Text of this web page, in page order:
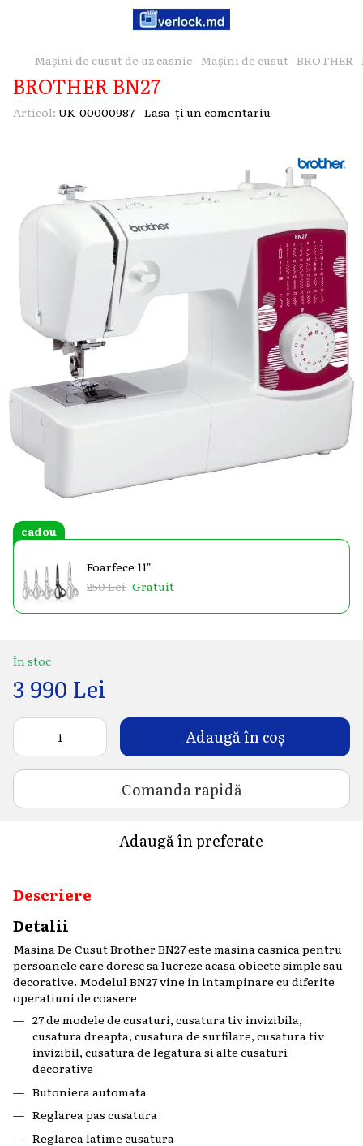
Mașini de cusut de uz casnic Mașini de cusut BROTHER
BROTHER BN27
Articol: UK-00000987 Lasa-ți un comentariu
cadou
Foarfece 11"
250 Lei Gratuit
În stoc
3 990 Lei
Adaugă în coș
Comanda rapidă
Adaugă în preferate
Descriere
Detalii
Masina De Cusut Brother BN27 este masina casnica pentru
persoanele care doresc sa lucreze acasa obiecte simple sau
decorative. Modelul BN27 vine in intampinare cu diferite
operatiuni de coasere
27 de modele de cusaturi, cusatura tiv invizibila,
cusatura dreapta, cusatura de surfilare, cusatura tiv
invizibil, cusatura de legatura si alte cusaturi
decorative
Butoniera automata
Reglarea pas cusatura
Reglarea latime cusatura